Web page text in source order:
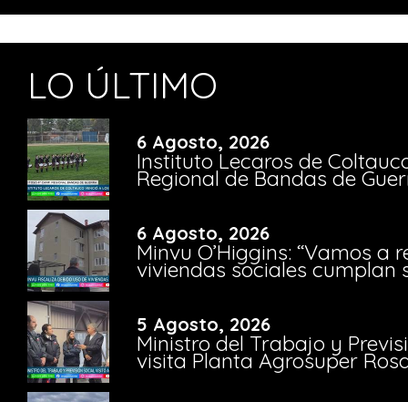
LO ÚLTIMO
6 Agosto, 2026
Instituto Lecaros de
Regional de Bandas de
6 Agosto, 2026
Minvu O’Higgins: “Vamos a
viviendas sociales cumplan
5 Agosto, 2026
Ministro del Trabajo y
visita Planta Agrosuper